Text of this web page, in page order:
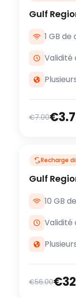
Gulf
1 GB de
Validité
€7.00
Recharge
Gulf
10 GB
Validité
€56.00